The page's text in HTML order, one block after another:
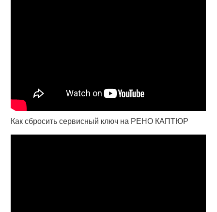
Как сбросить сервисный ключ на РЕНО КАПТЮР